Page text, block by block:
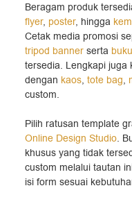
Beragam produk
flyer, poster, hingga
Cetak media promosi
tripod banner serta buku
tersedia. Lengkapi juga
dengan kaos, tote bag,
custom.
Pilih ratusan template
Online Design Studio.
khusus yang tidak
custom melalui tautan
isi form sesuai